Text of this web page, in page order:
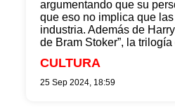
argumentando que su
que eso no implica que
industria. Además de
de Bram Stoker”, la
CULTURA
25 Sep 2024, 18:59